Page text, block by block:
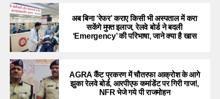
अब बिना ‘रेफर’ कराए किसी भी अस्पताल में करा
सकेंगे मुफ्त इलाज, रेलवे बोर्ड ने बदली
‘Emergency’ की परिभाषा, जाने क्या है खास
AGRA कैंट प्रकरण में चौतरफा आक्रोश के आगे
झुका रेलवे बोर्ड, आरपीएफ कमांडेंट पर गिरी गाज!,
NFR भेजे गये पी राजमोहन